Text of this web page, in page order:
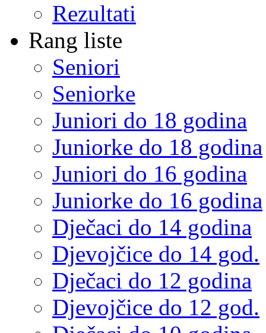
Rezultati
Rang liste
Seniori
Seniorke
Juniori do 18 godina
Juniorke do 18 godina
Juniori do 16 godina
Juniorke do 16 godina
Dječaci do 14 godina
Djevojčice do 14 god.
Dječaci do 12 godina
Djevojčice do 12 god.